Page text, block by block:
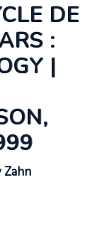
DE
:
|
Zahn